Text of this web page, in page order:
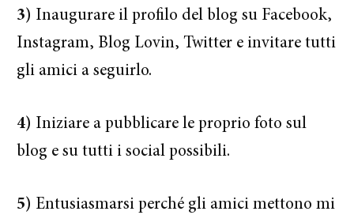
3) Inaugurare il profilo del blog su Facebook,
Instagram, Blog Lovin, Twitter e invitare tutti
gli amici a seguirlo.
4) Iniziare a pubblicare le proprio foto sul
blog e su tutti i social possibili.
5) Entusiasmarsi perché gli amici mettono mi